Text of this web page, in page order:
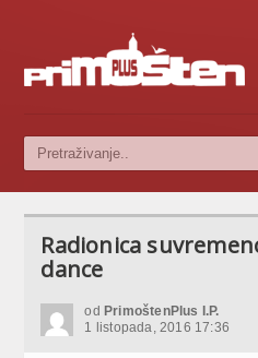
Radionica
dance
od PrimoštenPlus I.P.
1 listopada, 2016 17:36